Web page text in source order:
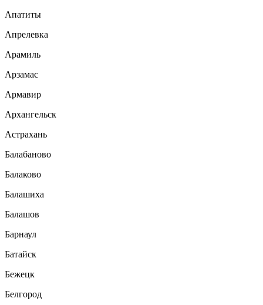
Апатиты
Апрелевка
Арамиль
Арзамас
Армавир
Архангельск
Астрахань
Балабаново
Балаково
Балашиха
Балашов
Барнаул
Батайск
Бежецк
Белгород